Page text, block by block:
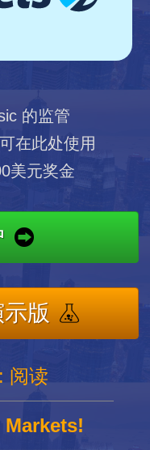
的监管
在此处使用
美元奖金
版
阅读
Markets!